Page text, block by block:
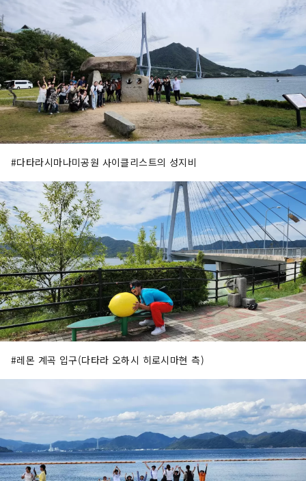
#다타라시마나미공원 사이클리스트의 성지비
#레몬 계곡 입구(다타라 오하시 히로시마현 측)